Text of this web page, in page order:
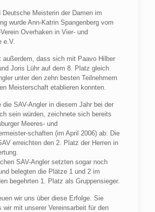
Deutsche Meisterin der Damen im
wurde Ann-Katrin Spangenberg vom
Overhaken in Vier- und
e.V.
außerdem, dass sich mit Paavo Hilber
Joris Lühr auf dem 8. Platz gleich
unter den zehn besten Teilnehmern
Meisterschaft etablieren konnten.
die SAV-Angler in diesem Jahr bei der
sein würden, zeichnete sich bereits
Meeres- und
schaften (im April 2006) ab: Die
erreichten den 2. Platz der Herren in
SAV-Angler setzten sogar noch
belegten die Plätze 1 und 2 im
begehrten 1. Platz als Gruppensieger.
wir uns über diese Erfolge. Sie
wir mit unserer Vereinsarbeit für den